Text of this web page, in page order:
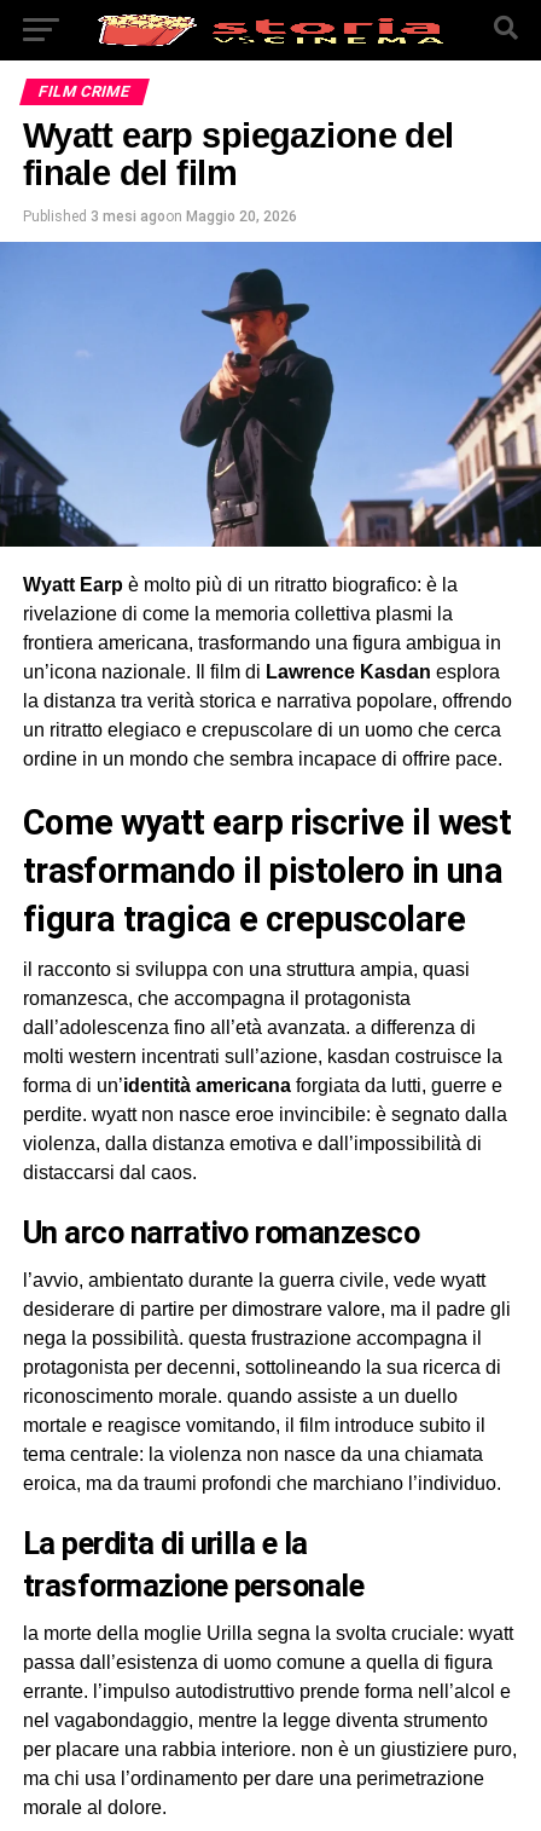
FILM CRIME
Wyatt earp spiegazione del
finale del film
Published 3 mesi agoon Maggio 20, 2026
Wyatt Earpè molto più di un ritratto biografico: è la
rivelazione di come la memoria collettiva plasmi la
frontiera americana, trasformando una figura ambigua in
un’icona nazionale. Il film di Lawrence Kasdan esplora
la distanza tra verità storica e narrativa popolare, offrendo
un ritratto elegiaco e crepuscolare di un uomo che cerca
ordine in un mondo che sembra incapace di offrire pace.
come wyatt earp riscrive il west
trasformando il pistolero in una
figura tragica e crepuscolare
il racconto si sviluppa con una struttura ampia, quasi
romanzesca, che accompagna il protagonista
dall’adolescenza fino all’età avanzata. a differenza di
molti western incentrati sull’azione, kasdan costruisce la
forma di un’identità americanaforgiata da lutti, guerre e
perdite. wyatt non nasce eroe invincibile: è segnato dalla
violenza, dalla distanza emotiva e dall’impossibilità di
distaccarsi dal caos.
un arco narrativo romanzesco
l’avvio, ambientato durante la guerra civile, vede wyatt
desiderare di partire per dimostrare valore, ma il padre gli
nega la possibilità. questa frustrazione accompagna il
protagonista per decenni, sottolineando la sua ricerca di
riconoscimento morale. quando assiste a un duello
mortale e reagisce vomitando, il film introduce subito il
tema centrale: la violenza non nasce da una chiamata
eroica, ma da traumi profondi che marchiano l’individuo.
la perdita di urilla e la
trasformazione personale
la morte della moglie Urilla segna la svolta cruciale: wyatt
passa dall’esistenza di uomo comune a quella di figura
errante. l’impulso autodistruttivo prende forma nell’alcol e
nel vagabondaggio, mentre la legge diventa strumento
per placare una rabbia interiore. non è un giustiziere puro,
ma chi usa l’ordinamento per dare una perimetrazione
morale al dolore.